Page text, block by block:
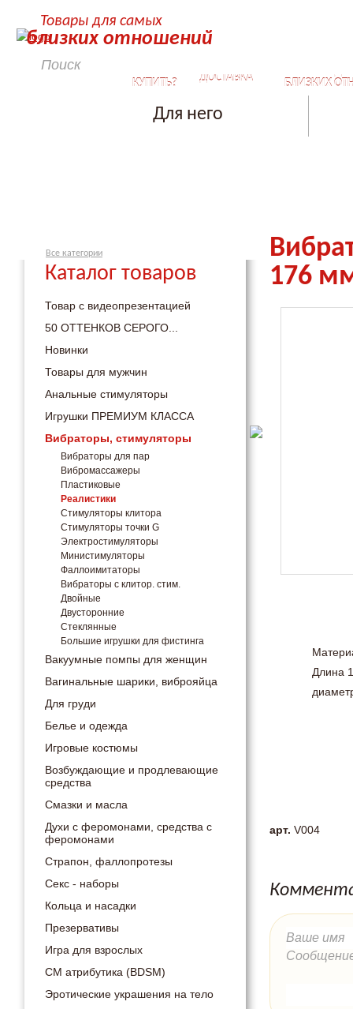
Товары для самых
близких отношений
КУПИТЬ?
ДОСТАВКА
СЕКРЕТЫ
БЛИЗКИХ
Для него
Все категории
Каталог товаров
Товар с видеопрезентацией
50 ОТТЕНКОВ СЕРОГО...
Новинки
Товары для мужчин
Анальные стимуляторы
Игрушки ПРЕМИУМ КЛАССА
Вибраторы, стимуляторы
Вибраторы для пар
Вибромассажеры
Пластиковые
Реалистики
Стимуляторы клитора
Стимуляторы точки G
Электростимуляторы
Министимуляторы
Фаллоимитаторы
Вибраторы с клитор. стим.
Двойные
Двусторонние
Стеклянные
Большие игрушки для фистинга
Вакуумные помпы для женщин
Вагинальные шарики, виброяйца
Для груди
Белье и одежда
Игровые костюмы
Возбуждающие и продлевающие
средства
Смазки и масла
Духи с феромонами, средства с
феромонами
Страпон, фаллопротезы
Секс - наборы
Кольца и насадки
Презервативы
Игра для взрослых
СМ атрибутика (BDSM)
Эротические украшения на тело
176
Длина
арт. V004